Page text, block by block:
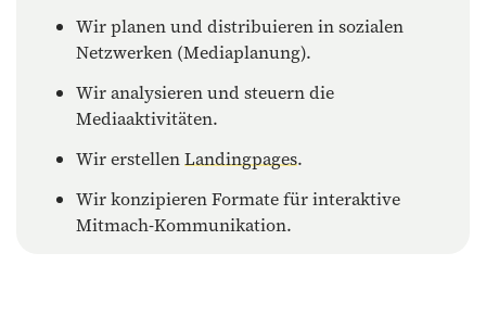
Wir planen und distribuieren in sozialen
Netzwerken (Mediaplanung).
Wir analysieren und steuern die
Mediaaktivitäten.
Wir erstellenLandingpages.
Wir konzipieren Formate für interaktive
Mitmach-Kommunikation.